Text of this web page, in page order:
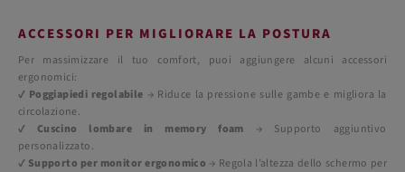
ACCESSORI PER MIGLIORARE LA POSTURA
Per massimizzare il tuo comfort, puoi aggiungere alcuni accessori
ergonomici:
✔ Poggiapiedi regolabile → Riduce la pressione sulle gambe e migliora la
circolazione.
✔ Cuscino lombare in memory foam → Supporto aggiuntivo
personalizzato.
✔ Supporto per monitor ergonomico → Regola l’altezza dello schermo per